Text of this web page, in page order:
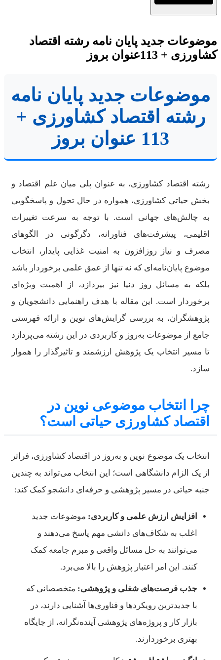
موضوعات جدید پایان نامه رشته اقتصاد
کشاورزی + 113عنوان بروز
موضوعات جدید پایان نامه
رشته اقتصاد کشاورزی +
113 عنوان بروز
رشته اقتصاد کشاورزی، به عنوان پلی میان علم اقتصاد و
بخش حیاتی کشاورزی، همواره در حال تحول و پاسخگویی
به چالش‌های جهانی است. با توجه به سرعت تغییرات
اقلیمی، پیشرفت‌های فناورانه، دگرگونی در الگوهای
مصرف و نیاز روزافزون به امنیت غذایی پایدار، انتخاب
موضوع پایان‌نامه‌ای که نه تنها از عمق علمی برخوردار باشد
بلکه به مسائل روز دنیا نیز بپردازد، از اهمیت ویژه‌ای
برخوردار است. این مقاله با هدف راهنمایی دانشجویان و
پژوهشگران، به بررسی گرایش‌های نوین و ارائه فهرستی
جامع از موضوعات به‌روز و کاربردی در این رشته می‌پردازد
تا مسیر انتخاب یک پژوهش ارزشمند و تاثیرگذار را هموار
سازد.
چرا انتخاب موضوعی نوین در
اقتصاد کشاورزی حیاتی است؟
انتخاب یک موضوع نوین و به‌روز در اقتصاد کشاورزی، فراتر
از یک الزام دانشگاهی است؛ این انتخاب می‌تواند به چندین
جنبه حیاتی در مسیر پژوهشی و حرفه‌ای دانشجو کمک کند:
افزایش ارزش علمی و کاربردی: موضوعات جدید
اغلب به شکاف‌های دانشی مهم پاسخ می‌دهند و
می‌توانند به حل مسائل واقعی و مبرم جامعه کمک
کنند. این امر اعتبار پژوهش را بالا می‌برد.
جذب فرصت‌های شغلی و پژوهشی: متخصصانی که
با جدیدترین رویکردها و فناوری‌ها آشنایی دارند، در
بازار کار و پروژه‌های پژوهشی آینده‌نگرانه، از جایگاه
بهتری برخوردارند.